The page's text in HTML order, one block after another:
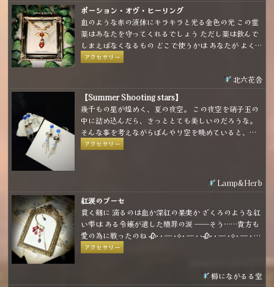
ポーション・オヴ・ヒーリング
血のような赤の液体にキラキラと光る金色の光 この霊
薬はあなたを守ってくれるでしょう ただし薬は飲んで
しまえばなくなるもの どこで使うかは あなたが よく
考えて…
アクセサリー
北六花舎
【Summer Shooting stars】
幾千もの星が煌めく、夏の夜空。 この夜空を硝子玉の
中に詰め込んだら、きっととても美しいのだろうな。
そんな事を考えながらぼんやり空を眺めていると、白
や青の星がひとつふたつ、きらりと輝いて流れて行っ
アクセサリー
Lamp&Herb
紅涙のブーセ
貫く剱に 滴るのは血か深紅の果実か ざくろのような紅
い雫は ある令嬢が遺した贖罪の涙 ──そう……貴方も
愛の為に戦ったのね 🥀· · ─ ·✧· ─ · ·🥀· · ─ ·✧· ─ · ·
🥀 柘榴モチーフのイヤーフックです ベースが柔らかい
アクセサリー
櫛にながるる堂